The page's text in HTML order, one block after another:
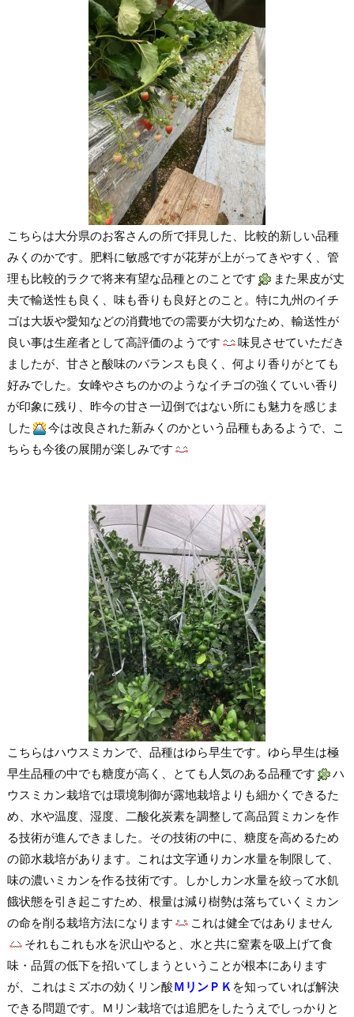
こちらは大分県のお客さんの所で拝見した、比較的新しい品種
みくのかです。肥料に敏感ですが花芽が上がってきやすく、管
理も比較的ラクで将来有望な品種とのことです
また果皮が丈
夫で輸送性も良く、味も香りも良好とのこと。特に九州のイチ
ゴは大坂や愛知などの消費地での需要が大切なため、輸送性が
良い事は生産者として高評価のようです
味見させていただき
ましたが、甘さと酸味のバランスも良く、何より香りがとても
好みでした。女峰やさちのかのようなイチゴの強くていい香り
が印象に残り、昨今の甘さ一辺倒ではない所にも魅力を感じま
した
今は改良された新みくのかという品種もあるようで、こ
ちらも今後の展開が楽しみです
こちらはハウスミカンで、品種はゆら早生です。ゆら早生は極
早生品種の中でも糖度が高く、とても人気のある品種です
ハ
ウスミカン栽培では環境制御が露地栽培よりも細かくできるた
め、水や温度、湿度、二酸化炭素を調整して高品質ミカンを作
る技術が進んできました。その技術の中に、糖度を高めるため
の節水栽培があります。これは文字通りカン水量を制限して、
味の濃いミカンを作る技術です。しかしカン水量を絞って水飢
餓状態を引き起こすため、根量は減り樹勢は落ちていくミカン
の命を削る栽培方法になります
これは健全ではありません
それもこれも水を沢山やると、水と共に窒素を吸上げて食
味・品質の低下を招いてしまうということが根本にあります
が、これはミズホの効くリン酸ＭリンＰＫ を知っていれば解決
できる問題です。Ｍリン栽培では追肥をしたうえでしっかりと